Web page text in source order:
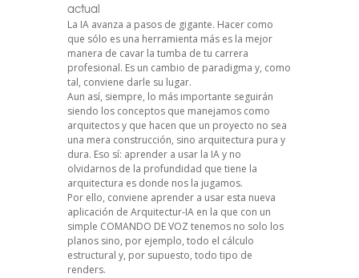
actual
La IA avanza a pasos de gigante. Hacer como
que sólo es una herramienta más es la mejor
manera de cavar la tumba de tu carrera
profesional. Es un cambio de paradigma y, como
tal, conviene darle su lugar.
Aun así, siempre, lo más importante seguirán
siendo los conceptos que manejamos como
arquitectos y que hacen que un proyecto no sea
una mera construcción, sino arquitectura pura y
dura. Eso sí: aprender a usar la IA y no
olvidarnos de la profundidad que tiene la
arquitectura es donde nos la jugamos.
Por ello, conviene aprender a usar esta nueva
aplicación de Arquitectur-IA en la que con un
simple COMANDO DE VOZ tenemos no solo los
planos sino, por ejemplo, todo el cálculo
estructural y, por supuesto, todo tipo de
renders.